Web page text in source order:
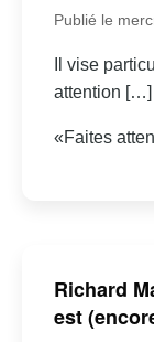
Publié le
Il vise
attention […]
«Faites
Richard
est